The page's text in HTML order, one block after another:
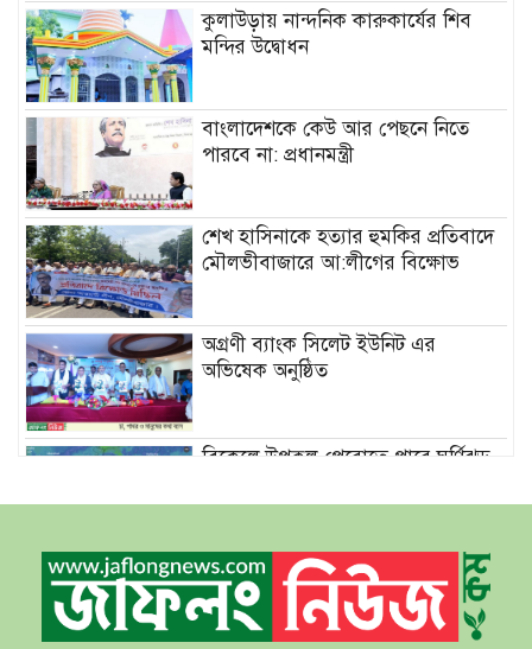
কুলাউড়ায় নান্দনিক কারুকার্যের শিব
মন্দির উদ্বোধন
বাংলাদেশকে কেউ আর পেছনে নিতে
পারবে না: প্রধানমন্ত্রী
শেখ হাসিনাকে হত্যার হুমকির প্রতিবাদে
মৌলভীবাজারে আ:লীগের বিক্ষোভ
অগ্রণী ব্যাংক সিলেট ইউনিট এর
অভিষেক অনুষ্ঠিত
বিকেলে উপকূল পেরোতে পারে ঘূর্ণিঝড়
সেন্টমার্টিনের সব হোটেল-মোটেল-
রিসোর্টকে আশ্রয়কেন্দ্র ঘোষণা